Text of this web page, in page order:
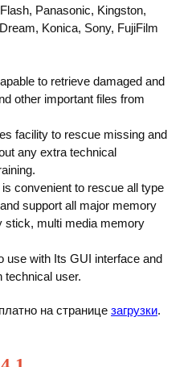
Panasonic, Kingston,
Konica, Sony, FujiFilm
to retrieve damaged and
other important files from
facility to rescue missing and
any extra technical
convenient to rescue all type
support all major memory
stick, multi media memory
use with Its GUI interface and
technical user.
на странице загрузки.